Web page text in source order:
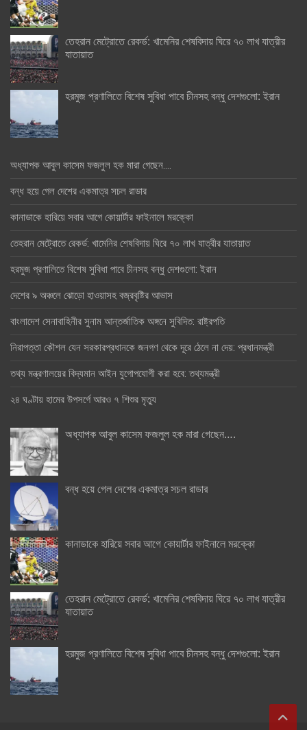
তেহরান মেট্রোতে রেকর্ড: খামেনির শেষবিদায় ঘিরে ৭০ লাখ যাত্রীর
যাতায়াত
হরমুজ প্রণালিতে বিশেষ সুবিধা পাবে চীনসহ বন্ধু দেশগুলো: ইরান
অধ্যাপক আবুল কাসেম ফজলুল হক মারা গেছেন….
বন্ধ হয়ে গেল দেশের একমাত্র সচল রাডার
কানাডাকে হারিয়ে সবার আগে কোয়ার্টার ফাইনালে মরক্কো
তেহরান মেট্রোতে রেকর্ড: খামেনির শেষবিদায় ঘিরে ৭০ লাখ যাত্রীর যাতায়াত
হরমুজ প্রণালিতে বিশেষ সুবিধা পাবে চীনসহ বন্ধু দেশগুলো: ইরান
দেশের ৯ অঞ্চলে ঝোড়ো হাওয়াসহ বজ্রবৃষ্টির আভাস
বাংলাদেশ সেনাবাহিনীর সুনাম আন্তর্জাতিক অঙ্গনে সুবিদিত: রাষ্ট্রপতি
নিরাপত্তা কৌশল যেন সরকারপ্রধানকে জনগণ থেকে দূরে ঠেলে না দেয়: প্রধানমন্ত্রী
তথ্য মন্ত্রণালয়ের বিদ্যমান আইন যুগোপযোগী করা হবে: তথ্যমন্ত্রী
২৪ ঘণ্টায় হামের উপসর্গে আরও ৭ শিশুর মৃত্যু
অধ্যাপক আবুল কাসেম ফজলুল হক মারা গেছেন….
বন্ধ হয়ে গেল দেশের একমাত্র সচল রাডার
কানাডাকে হারিয়ে সবার আগে কোয়ার্টার ফাইনালে মরক্কো
তেহরান মেট্রোতে রেকর্ড: খামেনির শেষবিদায় ঘিরে ৭০ লাখ যাত্রীর
যাতায়াত
হরমুজ প্রণালিতে বিশেষ সুবিধা পাবে চীনসহ বন্ধু দেশগুলো: ইরান